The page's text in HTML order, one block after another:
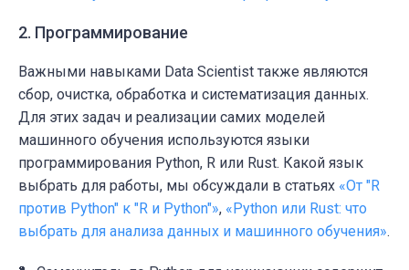
2. Программирование
Важными навыками Data Scientist также являются
сбор, очистка, обработка и систематизация данных.
Для этих задач и реализации самих моделей
машинного обучения используются языки
программирования Python, R или Rust. Какой язык
выбрать для работы, мы обсуждали в статьях «От "R
против Python" к "R и Python"», «Python или Rust: что
выбрать для анализа данных и машинного обучения».